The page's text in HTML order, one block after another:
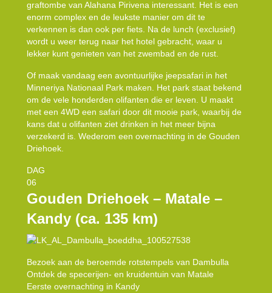
graftombe van Alahana Pirivena interessant. Het is een
enorm complex en de leukste manier om dit te
verkennen is dan ook per fiets. Na de lunch (exclusief)
wordt u weer terug naar het hotel gebracht, waar u
lekker kunt genieten van het zwembad en de rust.
Of maak vandaag een avontuurlijke jeepsafari in het
Minneriya Nationaal Park maken. Het park staat bekend
om de vele honderden olifanten die er leven. U maakt
met een 4WD een safari door dit mooie park, waarbij de
kans dat u olifanten ziet drinken in het meer bijna
verzekerd is. Wederom een overnachting in de Gouden
Driehoek.
DAG
06
Gouden Driehoek – Matale –
Kandy (ca. 135 km)
Bezoek aan de beroemde rotstempels van Dambulla
Ontdek de specerijen- en kruidentuin van Matale
Eerste overnachting in Kandy